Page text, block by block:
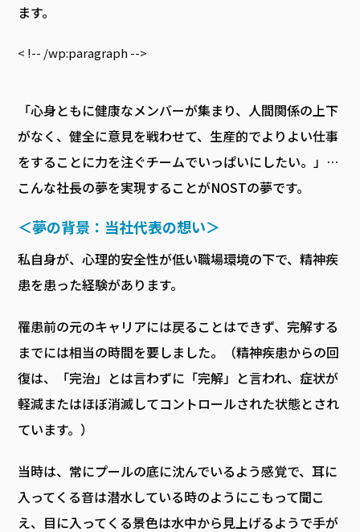
ます。
< !-- /wp:paragraph -->
「心身ともに健康なメンバーが集まり、人間関係の上下
がなく、健全に意見を戦わせて、生産的でよりよい仕事
をすることに力を注ぐチームでいっぱいにしたい。」…
こんな社長の夢を実現することがNOSTの夢です。
＜夢の背景：当社代表の想い＞
私自身が、心理的安全性が低い職場環境の下で、精神疾
患を患った経験があります。
罹患前の元のキャリアには戻ることはできず、完解する
までには相当の時間を要しました。（精神疾患からの回
復は、「完治」とは言わずに「完解」と言われ、症状が
軽減またはほぼ消滅してコントロールされた状態とされ
ています。）
当時は、常にプールの底に沈んでいるよう感覚で、耳に
入ってくる音は潜水している時のようにこもって聞こ
え、目に入ってくる景色は水中から見上げるようで手が